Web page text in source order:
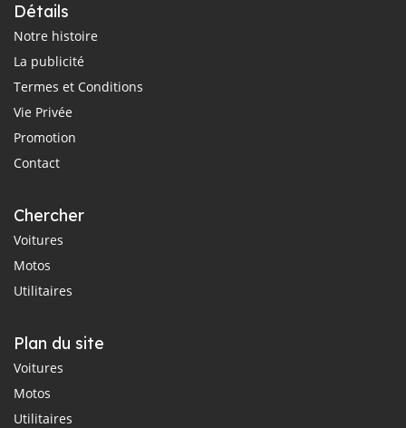
Détails
Notre histoire
La publicité
Termes et Conditions
Vie Privée
Promotion
Contact
Chercher
Voitures
Motos
Utilitaires
Plan du site
Voitures
Motos
Utilitaires